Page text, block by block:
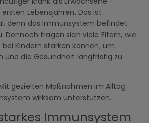
Lebensjahren. Das ist
denn das Immunsystem befindet
Dennoch fragen sich viele Eltern, wie
Kindern stärken können, um
und die Gesundheit langfristig zu
gezielten Maßnahmen im Alltag
wirksam unterstützen.
Immunsystem